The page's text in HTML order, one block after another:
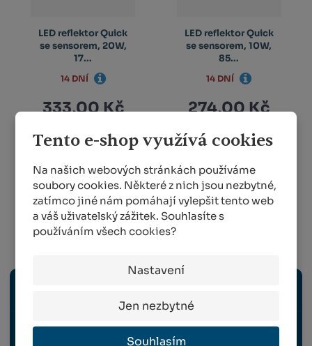
Tento e-shop využívá cookies
Na našich webových stránkách používáme
soubory cookies. Některé z nich jsou nezbytné,
zatímco jiné nám pomáhají vylepšit tento web
a váš uživatelský zážitek. Souhlasíte s
používáním všech cookies?
Nastavení
Jen nezbytné
Souhlasím
LED reflektor Quick
se sensorem, 20W,
17...
333,00 Kč
KOUPIT
14 DNÍ
LED reflektor Quick
se sensorem, 10W,
85...
274,00 Kč
KOUPIT
14 DNÍ
1 2
STAHOVACÍ POPRUHY A LANA